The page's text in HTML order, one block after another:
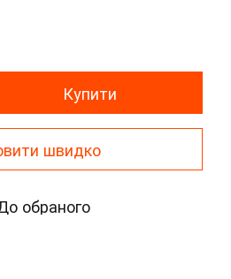
Купити
швидко
обраного